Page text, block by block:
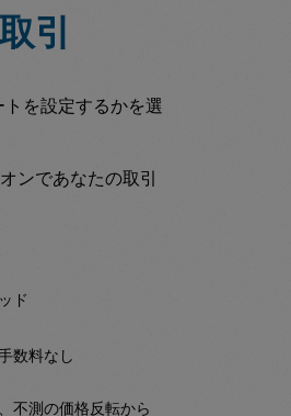
引
を設定するかを選
ンであなたの取引
ド
数料なし
不測の価格反転から